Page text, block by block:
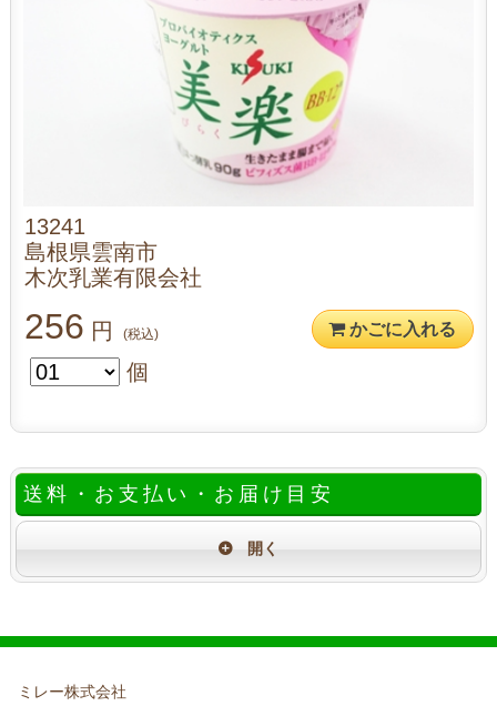
13241
島根県雲南市
木次乳業有限会社
256 円 (税込) かごに入れる
個
送料・お支払い・お届け目安
ミレー株式会社